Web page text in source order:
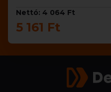
Nettó: 4 064 Ft
5 161 Ft